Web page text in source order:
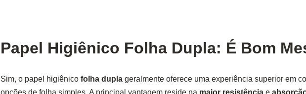
Papel Higiênico Folha Dupla: É Bom
Sim, o papel higiênico folha duplageralmente oferece uma experiência superior em